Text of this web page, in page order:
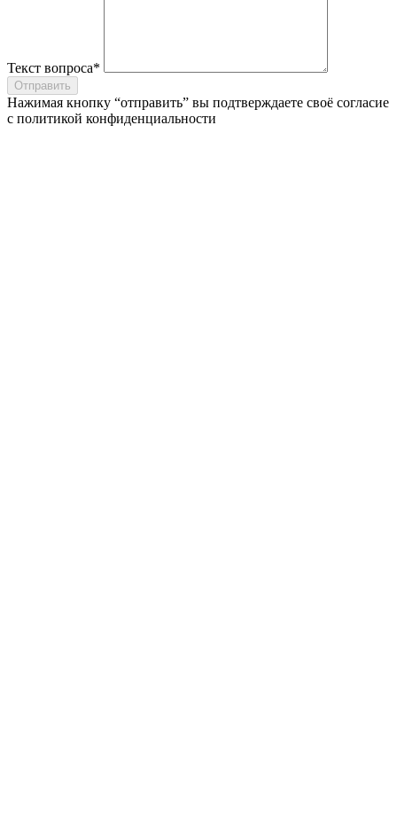
Текст вопроса*
Отправить
Нажимая кнопку “отправить” вы подтверждаете своё согласие
с политикой конфиденциальности